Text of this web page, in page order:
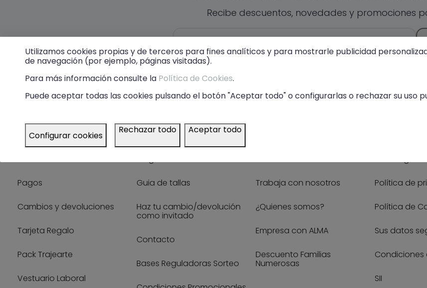
Recibe descuentos, novedades y promociones
EMAIL
Guía de compra
Pagos
Cambios y devoluciones
Tarjeta Regalo
Pack Trajearte
Vestuario Laboral
Guia de tallas
Haz tu cambio/devolución
como invitado
Contacto
Bases Reguladoras Sorteo
Trabaja con nosotros
¿Quienes somos?
Empresa con ALMA
Descuento Familias
Numerosas
Política de
Política de
Sus datos
Condiciones
SII
Utilizamos cookies propias y de terceros para fines analíticos y para mostrarle publicidad
de navegación (por ejemplo, páginas visitadas).
Para más información consulte la Política de Cookies.
Puede aceptar todas las cookies pulsando el botón "Aceptar todo" o configurarlas o rechazar su uso
Configurar cookies Rechazar todo Aceptar todo